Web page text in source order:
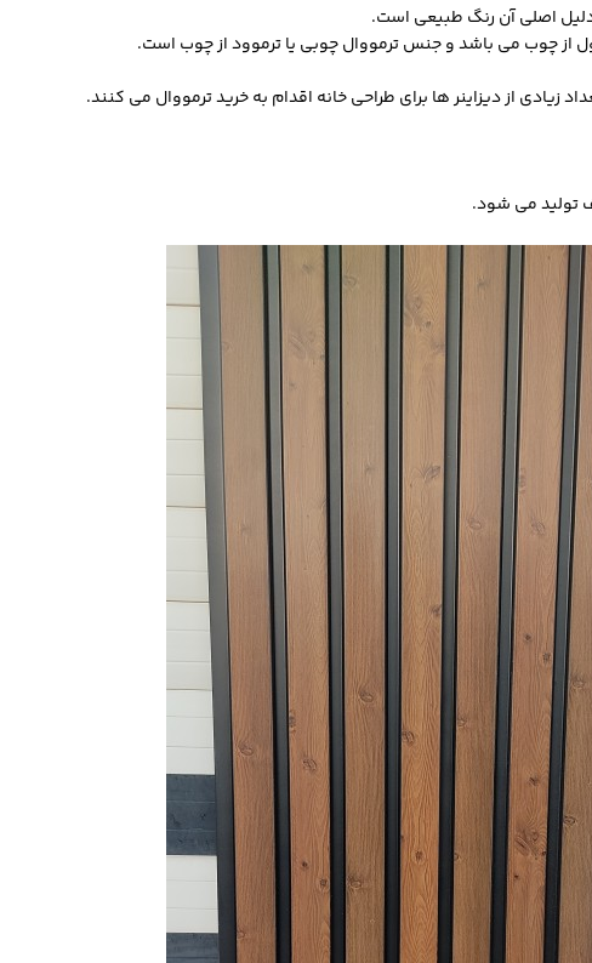
اصلی آن رنگ طبیعی است.
از چوب می باشد و جنس ترمووال چوبی یا ترموود از چوب است.
زیادی از دیزاینر ها برای طراحی خانه اقدام بهخرید ترمووال می کنند.